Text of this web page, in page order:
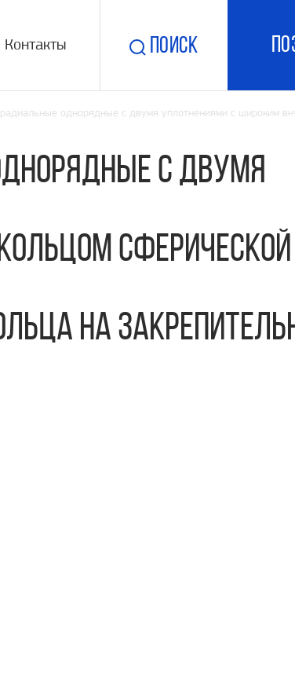
Контакты Поиск
однорядные с двумя уплотнениями с широким
с двумя
сферической
на